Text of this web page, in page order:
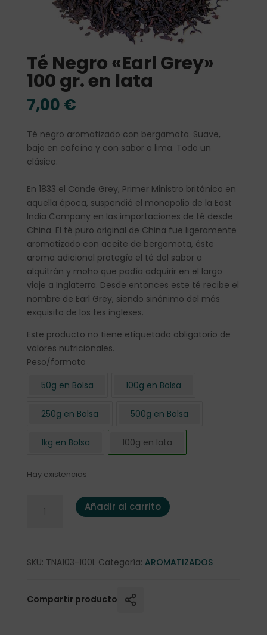
Té Negro «Earl Grey»
100 gr. en lata
7,00 €
Té negro aromatizado con bergamota. Suave,
bajo en cafeína y con sabor a lima. Todo un
clásico.
En 1833 el Conde Grey, Primer Ministro británico en
aquella época, suspendió el monopolio de la East
India Company en las importaciones de té desde
China. El té puro original de China fue ligeramente
aromatizado con aceite de bergamota, éste
aroma adicional protegía el té del sabor a
alquitrán y moho que podía adquirir en el largo
viaje a Inglaterra. Desde entonces este té recibe el
nombre de Earl Grey, siendo sinónimo del más
exquisito de los tes ingleses.
Este producto no tiene etiquetado obligatorio de
valores nutricionales.
Peso/formato
50g en Bolsa
100g en Bolsa
250g en Bolsa 500g en Bolsa
1kg en Bolsa 100g en lata
Hay existencias
Té Negro "Earl Grey" 100 gr. en lata cantidad
Añadir al carrito
SKU: TNA103-100L Categoría: AROMATIZADOS
Compartir producto